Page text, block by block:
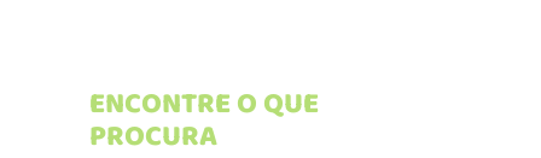
ENCONTRE O QUE
PROCURA